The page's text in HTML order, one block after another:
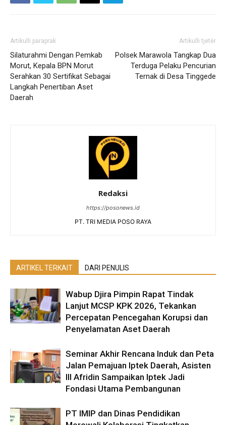
Artikulli paraprak
Silaturahmi Dengan Pemkab
Morut, Kepala BPN Morut
Serahkan 30 Sertifikat Sebagai
Langkah Penertiban Aset
Daerah
Artikulli tjetër
Polsek Marawola Tangkap Dua
Terduga Pelaku Pencurian
Ternak di Desa Tinggede
Redaksi
https://posonews.id
PT. TRI MEDIA POSO RAYA
ARTIKEL TERKAIT DARI PENULIS
Wabup Djira Pimpin Rapat Tindak
Lanjut MCSP KPK 2026, Tekankan
Percepatan Pencegahan Korupsi dan
Penyelamatan Aset Daerah
Seminar Akhir Rencana Induk dan Peta
Jalan Pemajuan Iptek Daerah, Asisten
III Afridin Sampaikan Iptek Jadi
Fondasi Utama Pembangunan
PT IMIP dan Dinas Pendidikan